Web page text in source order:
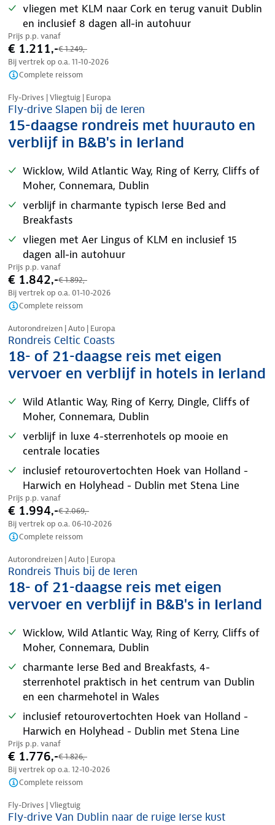
vliegen met KLM naar Cork en terug vanuit Dublin
en inclusief 8 dagen all-in autohuur
Prijs p.p. vanaf
€ 1.211,-€ 1.249,-
Bij vertrek op o.a. 11-10-2026
Complete reissom
Nazomer korting
Fly-Drives | Vliegtuig | Europa
Fly-drive Slapen bij de Ieren
15-daagse rondreis met huurauto en
verblijf in B&B's in Ierland
Wicklow, Wild Atlantic Way, Ring of Kerry, Cliffs of
Moher, Connemara, Dublin
verblijf in charmante typisch Ierse Bed and
Breakfasts
vliegen met Aer Lingus of KLM en inclusief 15
dagen all-in autohuur
Prijs p.p. vanaf
€ 1.842,-€ 1.892,-
Bij vertrek op o.a. 01-10-2026
Complete reissom
Nazomer korting
Autorondreizen | Auto | Europa
Rondreis Celtic Coasts
18- of 21-daagse reis met eigen
vervoer en verblijf in hotels in Ierland
Wild Atlantic Way, Ring of Kerry, Dingle, Cliffs of
Moher, Connemara, Dublin
verblijf in luxe 4-sterrenhotels op mooie en
centrale locaties
inclusief retourovertochten Hoek van Holland -
Harwich en Holyhead - Dublin met Stena Line
Prijs p.p. vanaf
€ 1.994,-€ 2.069,-
Bij vertrek op o.a. 06-10-2026
Complete reissom
Nazomer korting
Autorondreizen | Auto | Europa
Rondreis Thuis bij de Ieren
18- of 21-daagse reis met eigen
vervoer en verblijf in B&B's in Ierland
Wicklow, Wild Atlantic Way, Ring of Kerry, Cliffs of
Moher, Connemara, Dublin
charmante Ierse Bed and Breakfasts, 4-
sterrenhotel praktisch in het centrum van Dublin
en een charmehotel in Wales
inclusief retourovertochten Hoek van Holland -
Harwich en Holyhead - Dublin met Stena Line
Prijs p.p. vanaf
€ 1.776,-€ 1.826,-
Bij vertrek op o.a. 12-10-2026
Complete reissom
Nazomer korting
Fly-Drives | Vliegtuig
Fly-drive Van Dublin naar de ruige Ierse kust